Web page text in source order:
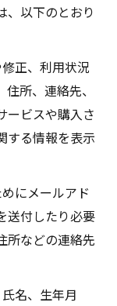
、以下のとおり
正、利用状況
所、連絡先、
ービスや購入さ
する情報を表示
にメールアド
送付したり必要
所などの連絡先
名、生年月